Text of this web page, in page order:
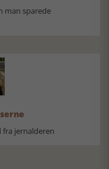
man sparede
jernalderen